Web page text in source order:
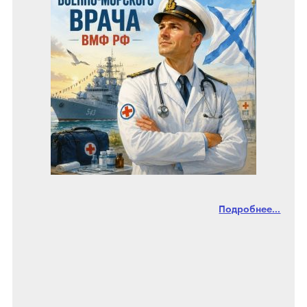
Подробнее...